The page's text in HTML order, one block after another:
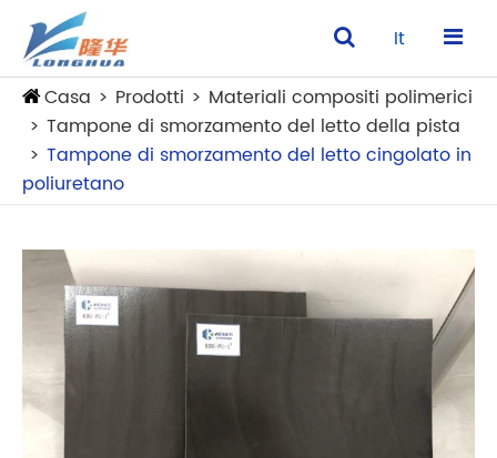
It
Casa Prodotti
Materiali compositi polimerici
Tampone di smorzamento del letto della pista
Tampone di smorzamento del letto cingolato in
poliuretano